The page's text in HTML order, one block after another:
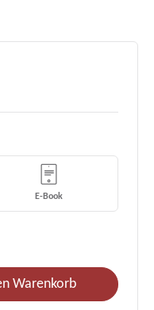
E-Book
gewünschten
Warenkorb